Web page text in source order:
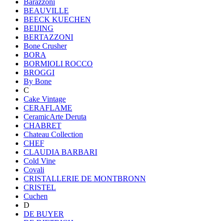
BEAUVILLE
BEECK KUECHEN
BEIJING
BERTAZZONI
Bone Crusher
BORA
BORMIOLI ROCCO
BROGGI
By Bone
C
Cake Vintage
CERAFLAME
CeramicArte Deruta
CHABRET
Chateau Collection
CHEF
CLAUDIA BARBARI
Cold Vine
Covali
CRISTALLERIE DE MONTBRONN
CRISTEL
Cuchen
D
DE BUYER